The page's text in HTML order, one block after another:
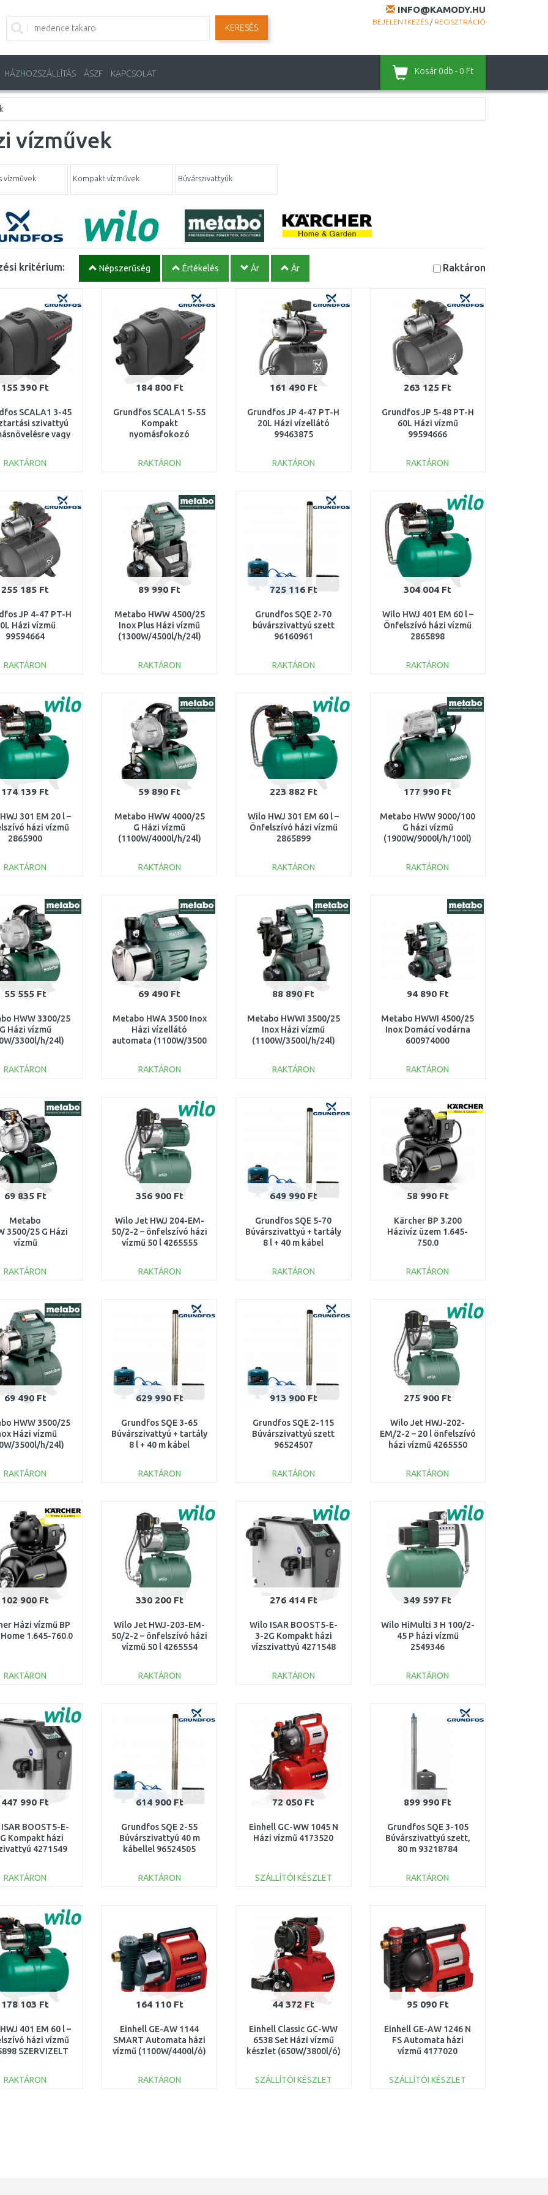
INFO@KAMODY.HU
BEJELENTKEZÉS / REGISZTRÁCIÓ
KERESÉS
HÁZHOZSZÁLLÍTÁS ÁSZF KAPCSOLAT Kosár 0db - 0 Ft
vízművek
vízművek Kompakt vízművek Búvárszivattyúk
kritérium: Népszerűség Értékelés Ár Ár Raktáron
155 390 Ft
SCALA1 3-45
szivattyú
vagy
99530405
RAKTÁRON
Összehasonlítás
184 800 Ft
Grundfos SCALA1 5-55
Kompakt
nyomásfokozó
RAKTÁRON
Összehasonlítás
161 490 Ft
Grundfos JP 4-47 PT-H
20L Házi vízellátó
99463875
RAKTÁRON
Összehasonlítás
263 125 Ft
Grundfos JP 5-48 PT-H
60L Házi vízmű
99594666
RAKTÁRON
Összehasonlítás
255 185 Ft
JP 4-47 PT-H
Házi vízmű
99594664
RAKTÁRON
Összehasonlítás
89 990 Ft
Metabo HWW 4500/25
Inox Plus Házi vízmű
(1300W/4500l/h/24l)
RAKTÁRON
Összehasonlítás
725 116 Ft
Grundfos SQE 2-70
búvárszivattyú szett
96160961
RAKTÁRON
Összehasonlítás
304 004 Ft
Wilo HWJ 401 EM 60 l –
Önfelszívó házi vízmű
2865898
RAKTÁRON
Összehasonlítás
174 139 Ft
301 EM 20 l –
házi vízmű
2865900
RAKTÁRON
Összehasonlítás
59 890 Ft
Metabo HWW 4000/25
G Házi vízmű
(1100W/4000l/h/24l)
RAKTÁRON
Összehasonlítás
223 882 Ft
Wilo HWJ 301 EM 60 l –
Önfelszívó házi vízmű
2865899
RAKTÁRON
Összehasonlítás
177 990 Ft
Metabo HWW 9000/100
G házi vízmű
(1900W/9000l/h/100l)
RAKTÁRON
Összehasonlítás
55 555 Ft
HWW 3300/25
G Házi vízmű
3300l/h/24l)
RAKTÁRON
Összehasonlítás
69 490 Ft
Metabo HWA 3500 Inox
Házi vízellátó
automata (1100W/3500
RAKTÁRON
Összehasonlítás
88 890 Ft
Metabo HWWI 3500/25
Inox Házi vízmű
(1100W/3500l/h/24l)
RAKTÁRON
Összehasonlítás
94 890 Ft
Metabo HWWI 4500/25
Inox Domácí vodárna
600974000
RAKTÁRON
Összehasonlítás
69 835 Ft
Metabo
3500/25 G Házi
vízmű
600981000
RAKTÁRON
Összehasonlítás
356 900 Ft
Wilo Jet HWJ 204-EM-
50/2-2 – önfelszívó házi
vízmű 50 l 4265555
RAKTÁRON
Összehasonlítás
649 990 Ft
Grundfos SQE 5-70
Búvárszivattyú + tartály
8 l + 40 m kábel
RAKTÁRON
Összehasonlítás
58 990 Ft
Kärcher BP 3.200
Házivíz üzem 1.645-
750.0
RAKTÁRON
Összehasonlítás
69 490 Ft
HWW 3500/25
Házi vízmű
3500l/h/24l)
RAKTÁRON
Összehasonlítás
629 990 Ft
Grundfos SQE 3-65
Búvárszivattyú + tartály
8 l + 40 m kábel
RAKTÁRON
Összehasonlítás
913 900 Ft
Grundfos SQE 2-115
Búvárszivattyú szett
96524507
RAKTÁRON
Összehasonlítás
275 900 Ft
Wilo Jet HWJ-202-
EM/2-2 – 20 l önfelszívó
házi vízmű 4265550
RAKTÁRON
Összehasonlítás
102 900 Ft
Házi vízmű BP
1.645-760.0
RAKTÁRON
Összehasonlítás
330 200 Ft
Wilo Jet HWJ-203-EM-
50/2-2 – önfelszívó házi
vízmű 50 l 4265554
RAKTÁRON
Összehasonlítás
276 414 Ft
Wilo ISAR BOOST5-E-
3-2G Kompakt házi
vízszivattyú 4271548
RAKTÁRON
Összehasonlítás
349 597 Ft
Wilo HiMulti 3 H 100/2-
45 P házi vízmű
2549346
RAKTÁRON
Összehasonlítás
447 990 Ft
BOOST5-E-
Kompakt házi
4271549
RAKTÁRON
Összehasonlítás
614 900 Ft
Grundfos SQE 2-55
Búvárszivattyú 40 m
kábellel 96524505
RAKTÁRON
72 050 Ft
Einhell GC-WW 1045 N
Házi vízmű 4173520
SZÁLLÍTÓI KÉSZLET
Összehasonlítás
899 990 Ft
Grundfos SQE 3-105
Búvárszivattyú szett,
80 m 93218784
RAKTÁRON
178 103 Ft
401 EM 60 l –
házi vízmű
SZERVIZELT
RAKTÁRON
164 110 Ft
Einhell GE-AW 1144
SMART Automata házi
vízmű (1100W/4400l/ó)
RAKTÁRON
44 372 Ft
Einhell Classic GC-WW
6538 Set Házi vízmű
készlet (650W/3800l/ó)
SZÁLLÍTÓI KÉSZLET
95 090 Ft
Einhell GE-AW 1246 N
FS Automata házi
vízmű 4177020
SZÁLLÍTÓI KÉSZLET